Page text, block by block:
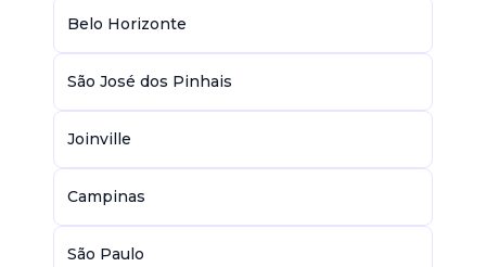
Belo Horizonte
São José dos Pinhais
Joinville
Campinas
São Paulo